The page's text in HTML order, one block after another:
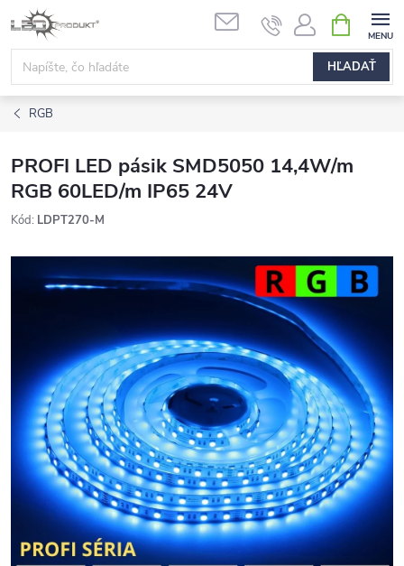
Prejsť
na
obsah
HĽADAŤ
KOŠÍK
RGB
PROFI LED pásik SMD5050 14,4W/m
RGB 60LED/m IP65 24V
Kód: LDPT270-M